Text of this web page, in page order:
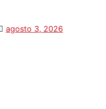
agosto 3, 2026